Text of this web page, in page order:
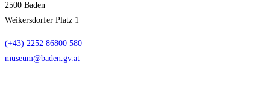
2500 Baden
Weikersdorfer Platz 1
(+43) 2252 86800 580
museum@baden.gv.at